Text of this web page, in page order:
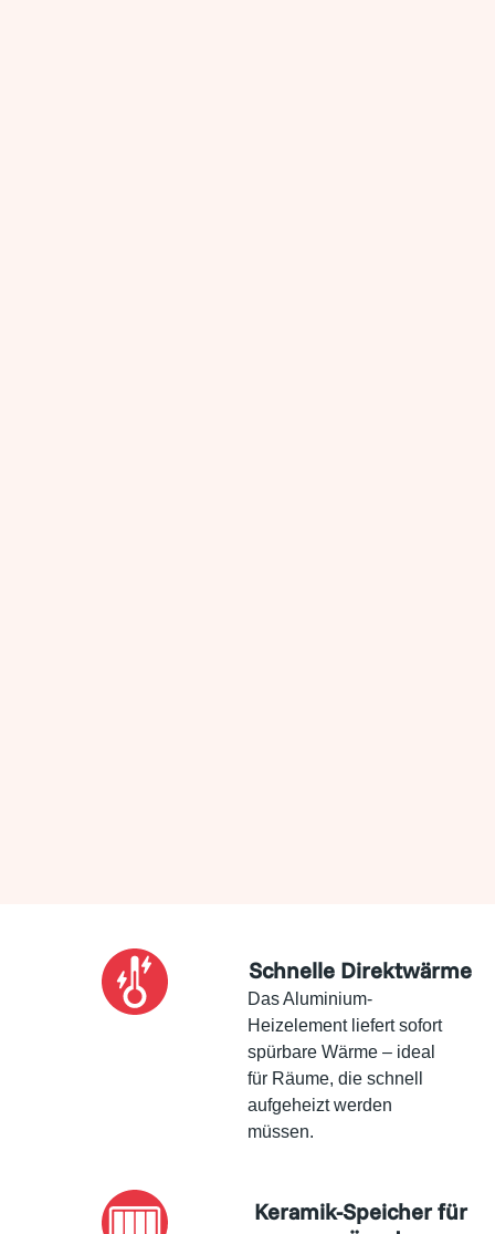
Schnelle Direktwärme
Das Aluminium-
Heizelement liefert sofort
spürbare Wärme – ideal
für Räume, die schnell
aufgeheizt werden
müssen.
Keramik-Speicher für